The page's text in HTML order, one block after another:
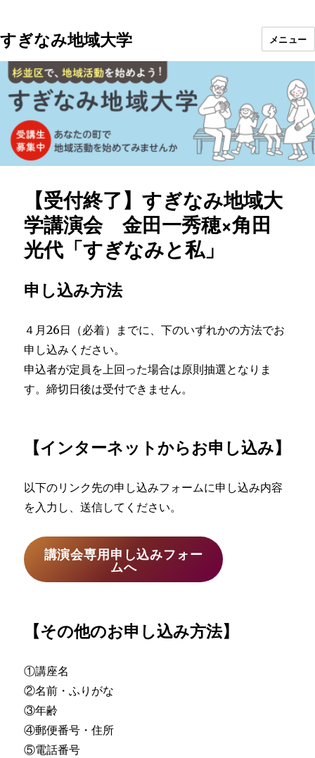
すぎなみ地域大学 メニュー
【受付終了】すぎなみ地域大
学講演会 金田一秀穂×角田
光代「すぎなみと私」
申し込み方法
４月26日（必着）までに、下のいずれかの方法でお
申し込みください。
申込者が定員を上回った場合は原則抽選となりま
す。締切日後は受付できません。
【インターネットからお申し込み】
以下のリンク先の申し込みフォームに申し込み内容
を入力し、送信してください。
講演会専用申し込みフォー
ムへ
【その他のお申し込み方法】
①講座名
②名前・ふりがな
③年齢
④郵便番号・住所
⑤電話番号